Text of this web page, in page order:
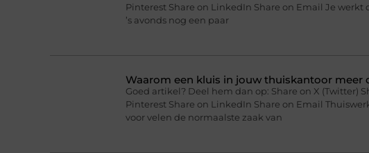
Pinterest Share on LinkedIn Share on Email Je werkt
’s avonds nog een paar
Waarom een kluis in jouw thuiskantoor meer
Goed artikel? Deel hem dan op: Share on X (Twitter)
Pinterest Share on LinkedIn Share on Email
voor velen de normaalste zaak van